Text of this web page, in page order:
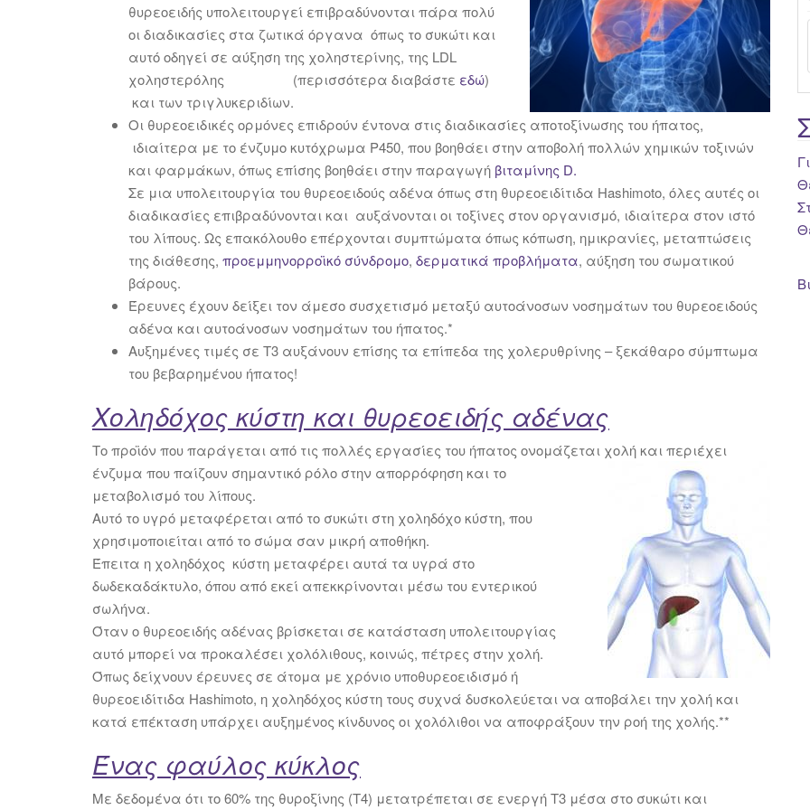
θυρεοειδής υπολειτουργεί επιβραδύνονται πάρα πολύ
οι διαδικασίες στα ζωτικά όργανα όπως το συκώτι και
αυτό οδηγεί σε αύξηση της χοληστερίνης, της LDL
χοληστερόλης (περισσότερα διαβάστε εδώ)
και των τριγλυκεριδίων.
Οι θυρεοειδικές ορμόνες επιδρούν έντονα στις διαδικασίες αποτοξίνωσης του ήπατος,
ιδιαίτερα με το ένζυμο κυτόχρωμα P450, που βοηθάει στην αποβολή πολλών χημικών τοξινών
και φαρμάκων, όπως επίσης βοηθάει στην παραγωγή βιταμίνης D.
Σε μια υπολειτουργία του θυρεοειδούς αδένα όπως στη θυρεοειδίτιδα Hashimoto, όλες αυτές οι
διαδικασίες επιβραδύνονται και αυξάνονται οι τοξίνες στον οργανισμό, ιδιαίτερα στον ιστό
του λίπους. Ως επακόλουθο επέρχονται συμπτώματα όπως κόπωση, ημικρανίες, μεταπτώσεις
της διάθεσης, προεμμηνορροϊκό σύνδρομο, δερματικά προβλήματα, αύξηση του σωματικού
βάρους.
Έρευνες έχουν δείξει τον άμεσο συσχετισμό μεταξύ αυτοάνοσων νοσημάτων του θυρεοειδούς
αδένα και αυτοάνοσων νοσημάτων του ήπατος.*
Αυξημένες τιμές σε Τ3 αυξάνουν επίσης τα επίπεδα της χολερυθρίνης – ξεκάθαρο σύμπτωμα
του βεβαρημένου ήπατος!
Χοληδόχος κύστη και θυρεοειδής αδένας
Το προϊόν που παράγεται από τις πολλές εργασίες του ήπατος ονομάζεται χολή και περιέχει
ένζυμα που παίζουν σημαντικό ρόλο στην απορρόφηση και το
μεταβολισμό του λίπους.
Αυτό το υγρό μεταφέρεται από το συκώτι στη χοληδόχο κύστη, που
χρησιμοποιείται από το σώμα σαν μικρή αποθήκη.
Έπειτα η χοληδόχος κύστη μεταφέρει αυτά τα υγρά στο
δωδεκαδάκτυλο, όπου από εκεί απεκκρίνονται μέσω του εντερικού
σωλήνα.
Όταν ο θυρεοειδής αδένας βρίσκεται σε κατάσταση υπολειτουργίας
αυτό μπορεί να προκαλέσει χολόλιθους, κοινώς, πέτρες στην χολή.
Όπως δείχνουν έρευνες σε άτομα με χρόνιο υποθυρεοειδισμό ή
θυρεοειδίτιδα Hashimoto, η χοληδόχος κύστη τους συχνά δυσκολεύεται να αποβάλει την χολή και
κατά επέκταση υπάρχει αυξημένος κίνδυνος οι χολόλιθοι να αποφράξουν την ροή της χολής.**
Ένας φαύλος κύκλος
Με δεδομένα ότι το 60% της θυροξίνης (Τ4) μετατρέπεται σε ενεργή Τ3 μέσα στο συκώτι και